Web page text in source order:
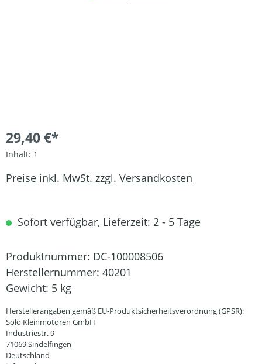
29,40 €*
Inhalt: 1
Preise inkl. MwSt. zzgl. Versandkosten
Sofort verfügbar, Lieferzeit: 2 - 5 Tage
Produktnummer: DC-100008506
Herstellernummer: 40201
Gewicht: 5 kg
Herstellerangaben gemäß EU-Produktsicherheitsverordnung (GPSR):
Solo Kleinmotoren GmbH
Industriestr. 9
71069 Sindelfingen
Deutschland